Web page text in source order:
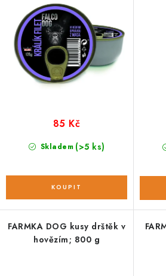
Skladem (>5 ks)
85 Kč
FARMKA DOG kusy drštěk v
hovězím; 800 g